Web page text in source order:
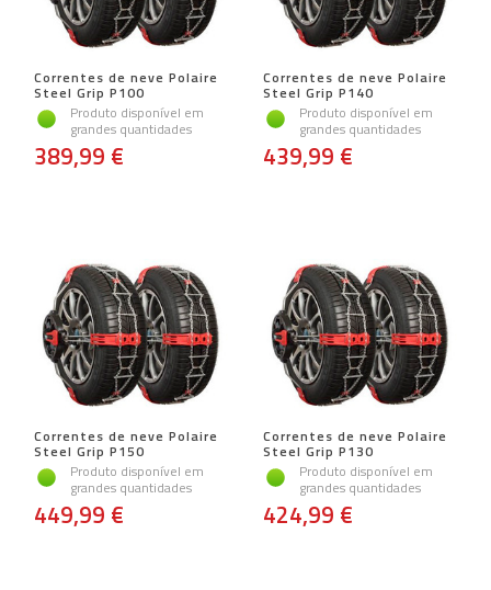
Correntes de neve Polaire
Steel Grip P100
Produto disponível em
grandes quantidades
389,99 €
Correntes de neve Polaire
Steel Grip P140
Produto disponível em
grandes quantidades
439,99 €
Correntes de neve Polaire
Steel Grip P150
Produto disponível em
grandes quantidades
449,99 €
Correntes de neve Polaire
Steel Grip P130
Produto disponível em
grandes quantidades
424,99 €